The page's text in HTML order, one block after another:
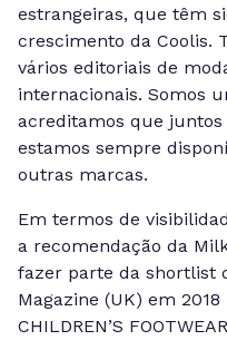
estrangeiras, que têm
crescimento da Coolis.
vários editoriais de
internacionais. Somos
acreditamos que
estamos sempre
outras marcas.
Em termos de
a recomendação da
fazer parte da shortlist
Magazine (UK) em
CHILDREN’S